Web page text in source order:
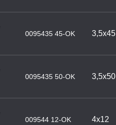
0095435 45-OK 3,5х45
0095435 50-OK 3,5х50
009544 12-OK 4х12